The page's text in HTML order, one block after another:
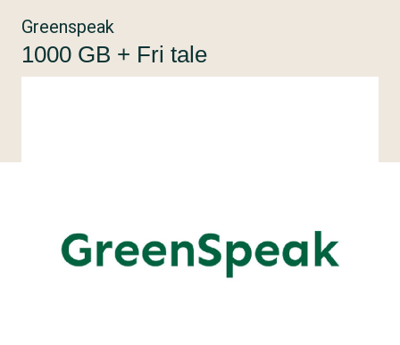
Greenspeak
1000 GB + Fri tale